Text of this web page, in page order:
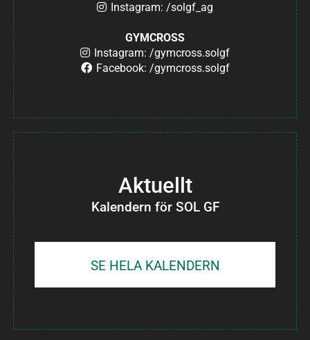
Instagram: /solgf_ag
GYMCROSS
Instagram: /gymcross.solgf
Facebook: /gymcross.solgf
Aktuellt
Kalendern för SOL GF
SE HELA KALENDERN